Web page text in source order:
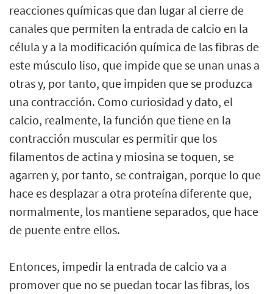
reacciones químicas que dan lugar al cierre de
canales que permiten la entrada de calcio en la
célula y a la modificación química de las fibras de
este músculo liso, que impide que se unan unas a
otras y, por tanto, que impiden que se produzca
una contracción. Como curiosidad y dato, el
calcio, realmente, la función que tiene en la
contracción muscular es permitir que los
filamentos de actina y miosina se toquen, se
agarren y, por tanto, se contraigan, porque lo que
hace es desplazar a otra proteína diferente que,
normalmente, los mantiene separados, que hace
de puente entre ellos.
Entonces, impedir la entrada de calcio va a
promover que no se puedan tocar las fibras, los